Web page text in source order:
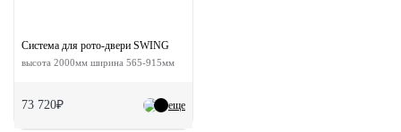
еще
Система для рото-двери SWING
высота 2000мм ширина 565-915мм
73 720₽